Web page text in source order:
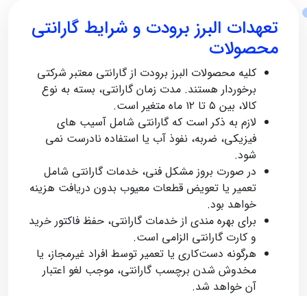
تعهدات البرز برودت و شرایط گارانتی
محصولات
کلیه محصولات البرز برودت از گارانتی معتبر شرکتی
برخوردار هستند. مدت‌ زمان گارانتی، بسته به نوع
کالا، بین ۵ تا ۱۲ ماه متغیر است.
لازم به ذکر است که گارانتی شامل آسیب‌ های
فیزیکی، ضربه، نفوذ آب یا استفاده نادرست نمی‌
شود.
در صورت بروز مشکل فنی، خدمات گارانتی شامل
تعمیر یا تعویض قطعات معیوب بدون دریافت هزینه
خواهد بود.
برای بهره‌ مندی از خدمات گارانتی، حفظ فاکتور خرید
و کارت گارانتی الزامی است.
هرگونه دست‌کاری یا تعمیر توسط افراد غیرمجاز، یا
مخدوش‌ شدن برچسب گارانتی، موجب لغو اعتبار
آن خواهد شد.